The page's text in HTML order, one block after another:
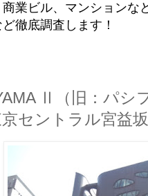
業ビル、マンションな
徹底調査します！
Ⅱ（旧：パシ
セントラル宮益